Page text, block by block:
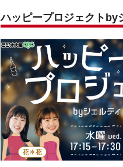
ハッピープロジェクトby